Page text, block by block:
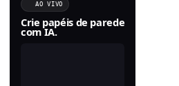
AO VIVO
Crie papéis de parede
com IA.